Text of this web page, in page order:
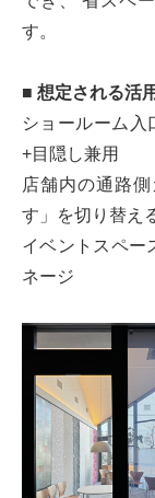
す。
■ 想定される活
ショールーム入
+目隠し兼用
店舗内の通路
す」を切り替え
イベントスペー
ネージ